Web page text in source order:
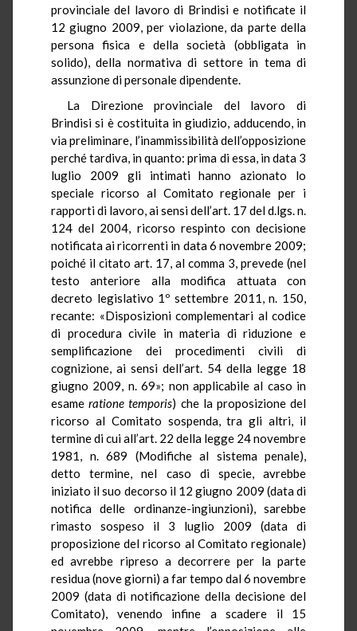
provinciale del lavoro di Brindisi e notificate il
12 giugno 2009, per violazione, da parte della
persona fisica e della società (obbligata in
solido), della normativa di settore in tema di
assunzione di personale dipendente.
La Direzione provinciale del lavoro di
Brindisi si è costituita in giudizio, adducendo, in
via preliminare, l’inammissibilità dell’opposizione
perché tardiva, in quanto: prima di essa, in data 3
luglio 2009 gli intimati hanno azionato lo
speciale ricorso al Comitato regionale per i
rapporti di lavoro, ai sensi dell’art. 17 del d.lgs. n.
124 del 2004, ricorso respinto con decisione
notificata ai ricorrenti in data 6 novembre 2009;
poiché il citato art. 17, al comma 3, prevede (nel
testo anteriore alla modifica attuata con
decreto legislativo 1º settembre 2011, n. 150,
recante: «Disposizioni complementari al codice
di procedura civile in materia di riduzione e
semplificazione dei procedimenti civili di
cognizione, ai sensi dell’art. 54 della legge 18
giugno 2009, n. 69»; non applicabile al caso in
esameratione temporis) che la proposizione del
ricorso al Comitato sospenda, tra gli altri, il
termine di cui all’art. 22 della legge 24 novembre
1981, n. 689 (Modifiche al sistema penale),
detto termine, nel caso di specie, avrebbe
iniziato il suo decorso il 12 giugno 2009 (data di
notifica delle ordinanze-ingiunzioni), sarebbe
rimasto sospeso il 3 luglio 2009 (data di
proposizione del ricorso al Comitato regionale)
ed avrebbe ripreso a decorrere per la parte
residua (nove giorni) a far tempo dal 6 novembre
2009 (data di notificazione della decisione del
Comitato), venendo infine a scadere il 15